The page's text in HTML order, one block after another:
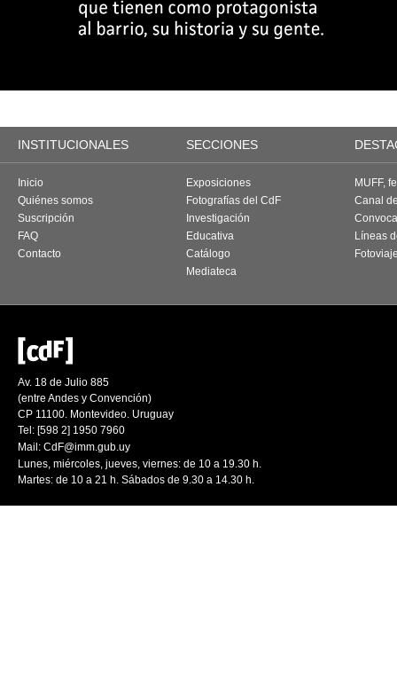
INSTITUCIONALES SECCIONES
Inicio
Quiénes somos
Suscripción
FAQ
Contacto
Exposiciones
Fotografías del CdF
Investigación
Educativa
Catálogo
Mediateca
MUFF,
Canal
Líneas
Av. 18 de Julio 885
(entre Andes y Convención)
CP 11100. Montevideo. Uruguay
Tel: [598 2] 1950 7960
Mail: CdF@imm.gub.uy
Lunes, miércoles, jueves, viernes: de 10 a 19.30 h.
Martes: de 10 a 21 h. Sábados de 9.30 a 14.30 h.